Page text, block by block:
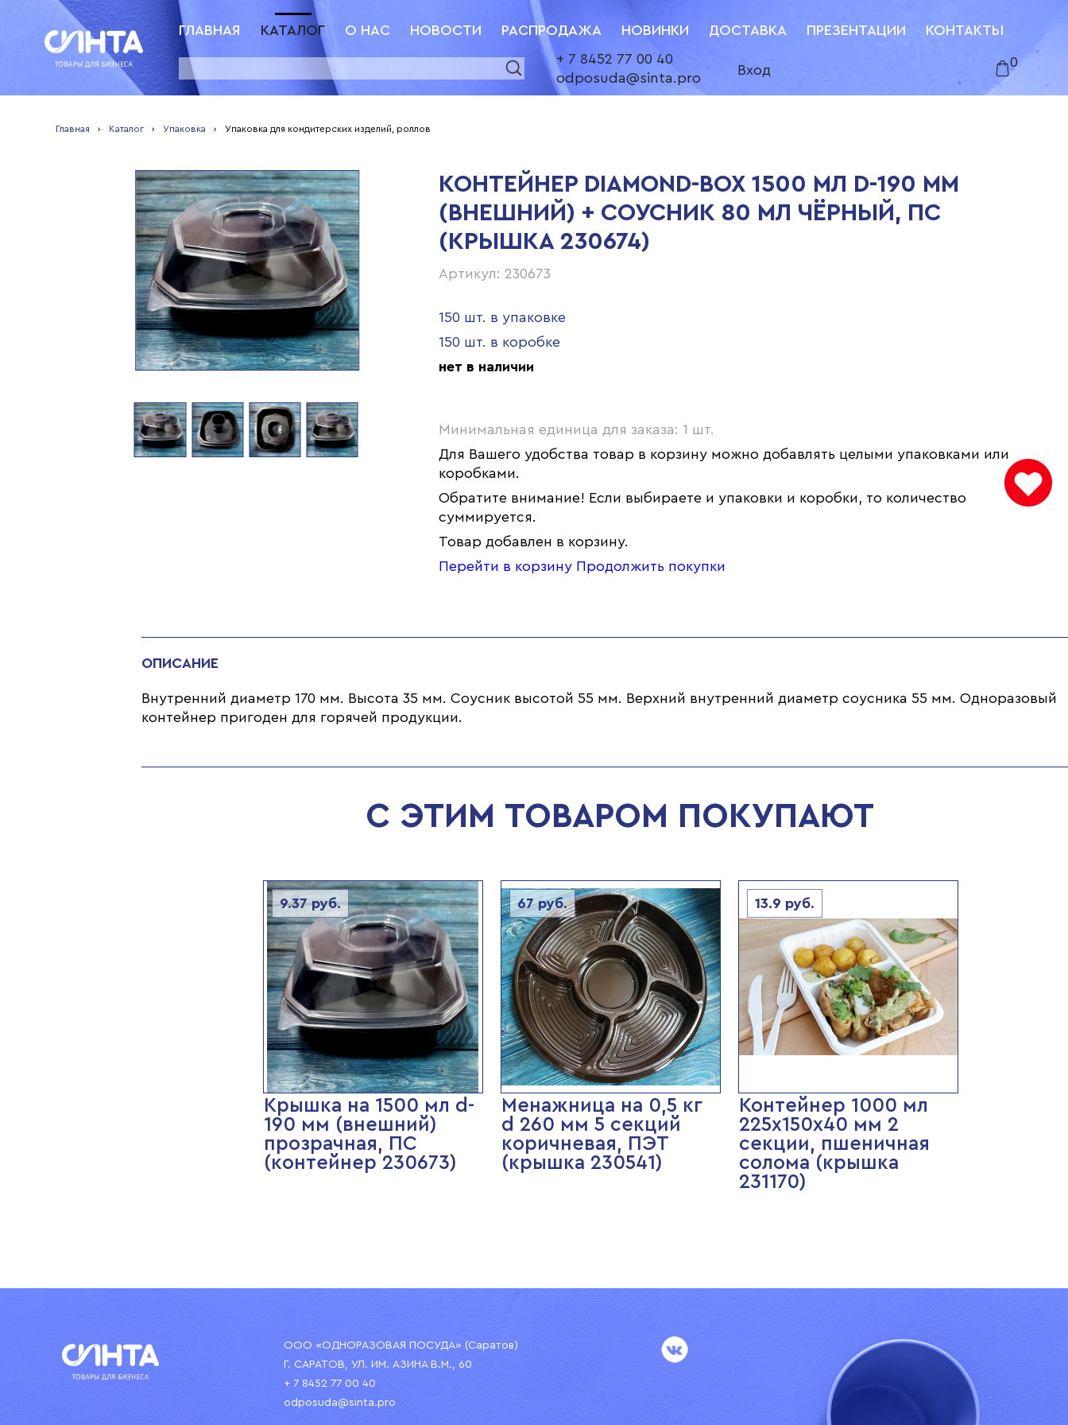
ГЛАВНАЯ КАТАЛОГ О НАС НОВОСТИ РАСПРОДАЖА НОВИНКИ ДОСТАВКА ПРЕЗЕНТАЦИИ
КОНТАКТЫ
+ 7 8452 77 00 40
odposuda@sinta.pro
Вход
0
Главная › Каталог › Упаковка › Упаковка для кондитерских изделий, роллов
КОНТЕЙНЕР DIAMOND-BOX 1500 МЛ D-190 ММ
(ВНЕШНИЙ) + СОУСНИК 80 МЛ ЧЁРНЫЙ, ПС
(КРЫШКА 230674)
Артикул: 230673
150 шт. в упаковке
150 шт. в коробке
нет в наличии
Минимальная единица для заказа: 1 шт.
Для Вашего удобства товар в корзину можно добавлять целыми упаковками или
коробками.
Обратите внимание! Если выбираете и упаковки и коробки, то количество
суммируется.
Товар добавлен в корзину.
Перейти в корзину Продолжить покупки
ОПИСАНИЕ
Внутренний диаметр 170 мм. Высота 35 мм. Соусник высотой 55 мм. Верхний внутренний диаметр соусника 55 мм. Одноразовый
контейнер пригоден для горячей продукции.
С ЭТИМ ТОВАРОМ ПОКУПАЮТ
9.37руб.
Крышка на 1500 мл d-
190 мм (внешний)
прозрачная, ПС
(контейнер 230673)
67руб.
Менажница на 0,5 кг
d 260 мм 5 секций
коричневая, ПЭТ
(крышка 230541)
13.9 руб.
Контейнер 1000 мл
225х150х40 мм 2
секции, пшеничная
солома (крышка
231170)
ООО «ОДНОРАЗОВАЯ ПОСУДА» (Саратов)
Г. САРАТОВ, УЛ. ИМ. АЗИНА В.М., 60
+ 7 8452 77 00 40
odposuda@sinta.pro